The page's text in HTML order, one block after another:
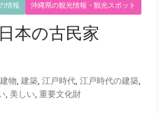
情報 沖縄県の観光情報・観光スポット
本の古民家
建物 建築 江戸時代 江戸時代の建築
美しい 重要文化財